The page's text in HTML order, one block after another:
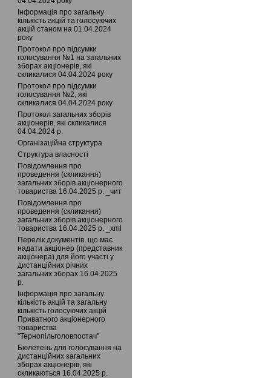
Інформація про загальну
кількість акцій та голосуючих
акцій станом на 01.04.2024
року
Протокол про підсумки
голосування №1 на загальних
зборах акціонерів, які
скликалися 04.04.2024 року
Протокол про підсумки
голосування №2, які
скликалися 04.04.2024 року
Протокол загальних зборів
акціонерів, які скликалися
04.04.2024 р.
Організаційна структура
Структура власності
Повідомлення про
проведення (скликання)
загальних зборів акціонерного
товариства 16.04.2025 р. _чит
Повідомлення про
проведення (скликання)
загальних зборів акціонерного
товариства 16.04.2025 р. _xml
Перелік документів, що має
надати акціонер (представник
акціонера) для його участі у
дистанційних річних
загальних зборах 16.04.2025
р.
Інформація про загальну
кількість акцій та загальну
кількість голосуючих акцій
Приватного акцiонерного
товариства
"Тернопільголовпостач"
Бюлетень для голосування на
дистанційних загальних
зборах акціонерів, які
скликаються 16.04.2025 р.